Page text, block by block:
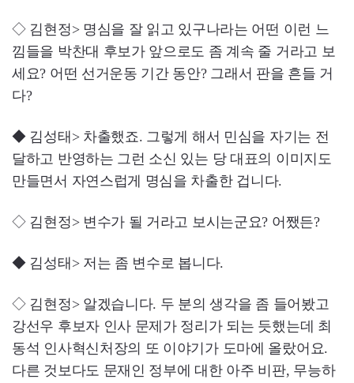
◇ 김현정> 명심을 잘 읽고 있구나라는 어떤 이런 느
낌들을 박찬대 후보가 앞으로도 좀 계속 줄 거라고 보
세요? 어떤 선거운동 기간 동안? 그래서 판을 흔들 거
다?
◆ 김성태> 차출했죠. 그렇게 해서 민심을 자기는 전
달하고 반영하는 그런 소신 있는 당 대표의 이미지도
만들면서 자연스럽게 명심을 차출한 겁니다.
◇ 김현정> 변수가 될 거라고 보시는군요? 어쨌든?
◆ 김성태> 저는 좀 변수로 봅니다.
◇ 김현정> 알겠습니다. 두 분의 생각을 좀 들어봤고
강선우 후보자 인사 문제가 정리가 되는 듯했는데 최
동석 인사혁신처장의 또 이야기가 도마에 올랐어요.
다른 것보다도 문재인 정부에 대한 아주 비판, 무능하